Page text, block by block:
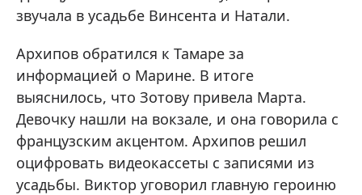
звучала в усадьбе Винсента и Натали.
Архипов обратился к Тамаре за
информацией о Марине. В итоге
выяснилось, что Зотову привела Марта.
Девочку нашли на вокзале, и она говорила с
французским акцентом. Архипов решил
оцифровать видеокассеты с записями из
усадьбы. Виктор уговорил главную героиню